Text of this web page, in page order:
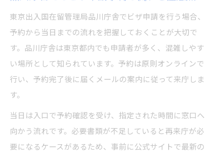
東京出入国在留管理局品川庁舎でビザ申請を行う場合、
予約から当日までの流れを把握しておくことが大切で
す。品川庁舎は東京都内でも申請者が多く、混雑しやす
い場所として知られています。予約は原則オンラインで
行い、予約完了後に届くメールの案内に従って来庁しま
す。
当日は入口で予約確認を受け、指定された時間に窓口へ
向かう流れです。必要書類が不足していると再来庁が必
要になるケースがあるため、事前に公式サイトで最新の